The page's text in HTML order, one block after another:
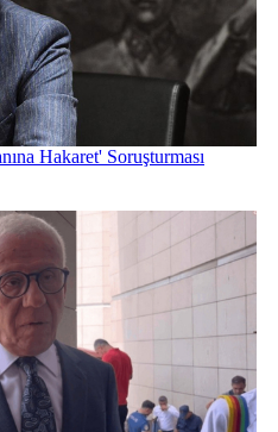
Hakaret' Soruşturması